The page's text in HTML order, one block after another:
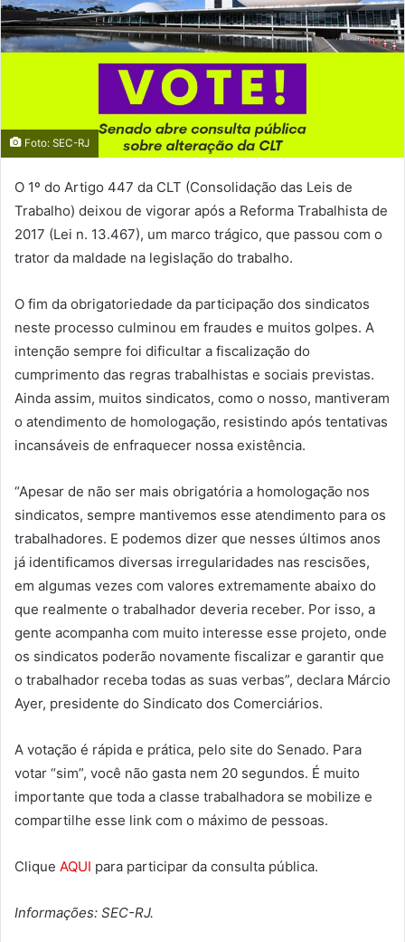
Foto: SEC-RJ
O 1º do Artigo 447 da CLT (Consolidação das Leis de
Trabalho) deixou de vigorar após a Reforma Trabalhista de
2017 (Lei n. 13.467), um marco trágico, que passou com o
trator da maldade na legislação do trabalho.
O fim da obrigatoriedade da participação dos sindicatos
neste processo culminou em fraudes e muitos golpes. A
intenção sempre foi dificultar a fiscalização do
cumprimento das regras trabalhistas e sociais previstas.
Ainda assim, muitos sindicatos, como o nosso, mantiveram
o atendimento de homologação, resistindo após tentativas
incansáveis de enfraquecer nossa existência.
“Apesar de não ser mais obrigatória a homologação nos
sindicatos, sempre mantivemos esse atendimento para os
trabalhadores. E podemos dizer que nesses últimos anos
já identificamos diversas irregularidades nas rescisões,
em algumas vezes com valores extremamente abaixo do
que realmente o trabalhador deveria receber. Por isso, a
gente acompanha com muito interesse esse projeto, onde
os sindicatos poderão novamente fiscalizar e garantir que
o trabalhador receba todas as suas verbas”, declara Márcio
Ayer, presidente do Sindicato dos Comerciários.
A votação é rápida e prática, pelo site do Senado. Para
votar “sim”, você não gasta nem 20 segundos. É muito
importante que toda a classe trabalhadora se mobilize e
compartilhe esse link com o máximo de pessoas.
Clique AQUI para participar da consulta pública.
Informações: SEC-RJ.